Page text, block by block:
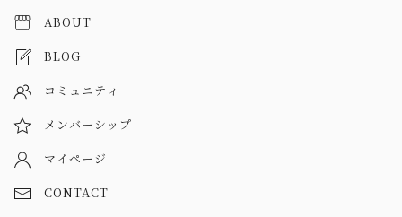
ABOUT
BLOG
コミュニティ
メンバーシップ
マイページ
CONTACT